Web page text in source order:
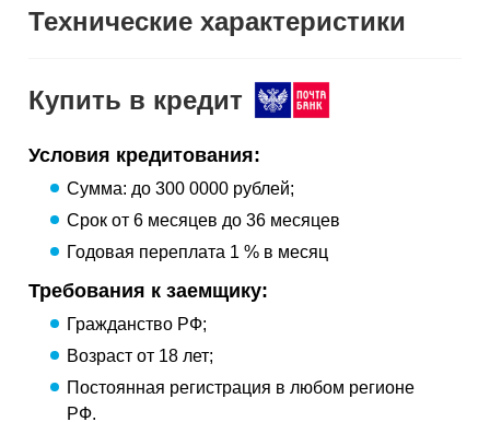
Технические характеристики
Купить в кредит
Условия кредитования:
Сумма: до 300 0000 рублей;
Срок от 6 месяцев до 36 месяцев
Годовая переплата 1 % в месяц
Требования к заемщику:
Гражданство РФ;
Возраст от 18 лет;
Постоянная регистрация в любом регионе
РФ.